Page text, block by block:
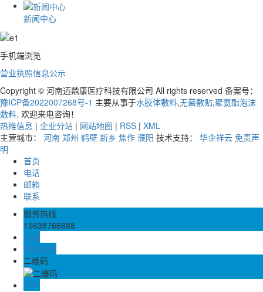
新闻中心
手机端浏览
营业执照信息公示
Copyright © 河南迈鼎康医疗科技有限公司 All rights reserved 备案号：
豫ICP备2022007268号-1 主要从事于水胶体敷料,无菌敷贴,聚氨酯泡沫
敷料, 欢迎来电咨询！
热推信息 | 企业分站 | 网站地图 | RSS | XML
主营城市： 河南 郑州 鹤壁 新乡 焦作 濮阳 技术支持： 华企祥云 免责声
明
首页
电话
邮箱
联系
服务热线
15638766888
邮箱
在线留言
二维码
TOP